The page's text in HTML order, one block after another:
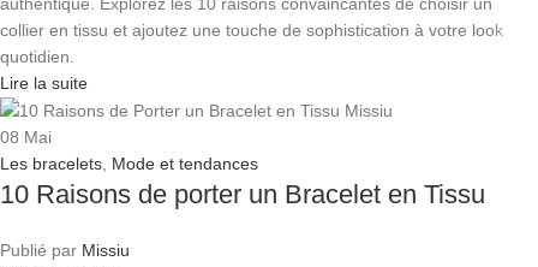
collier en tissu et ajoutez une touche de sophistication à votre look
quotidien.
Lire la suite
08 Mai
Les bracelets, Mode et tendances
10 Raisons de porter un Bracelet en Tissu
Publié par Missiu